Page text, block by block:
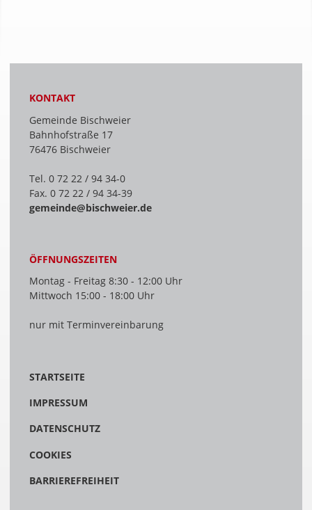
KONTAKT
Gemeinde Bischweier
Bahnhofstraße 17
76476 Bischweier
Tel. 0 72 22 / 94 34-0
Fax. 0 72 22 / 94 34-39
gemeinde@bischweier.de
ÖFFNUNGSZEITEN
Montag - Freitag 8:30 - 12:00 Uhr
Mittwoch 15:00 - 18:00 Uhr
nur mit Terminvereinbarung
STARTSEITE
IMPRESSUM
DATENSCHUTZ
COOKIES
BARRIEREFREIHEIT